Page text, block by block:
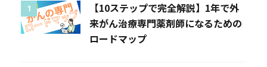
1
【10ステップで完全解説】1年で外
来がん治療専門薬剤師になるための
ロードマップ